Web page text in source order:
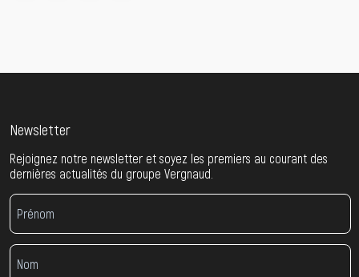
Newsletter
Rejoignez notre newsletter et soyez les premiers au courant des
dernières actualités du groupe Vergnaud.